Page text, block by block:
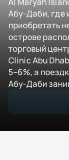
Абу-Даби, где
приобретать
острове
торговый
Clinic Abu
5–6%, а
Абу-Даби